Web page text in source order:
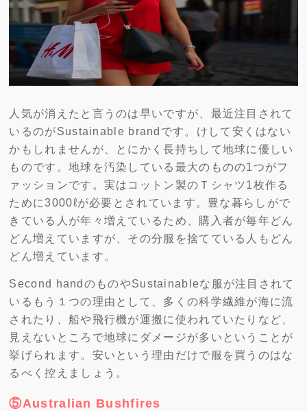
人気が消えたと言うのは早いですが、最近注目されて
いるのがSustainable brandです。けして安くはない
かもしれませんが、とにかく長持ちして地球に優しい
ものです。地球を汚染している最大のものの1つがフ
ァッションです。実はコットン製のＴシャツ1枚作る
ために3000ℓが必要とされています。豊な暮らしがで
きている人が年々増えているため、購入者が毎年どん
どん増えていますが、その分服を捨てている人もどん
どん増えています。
Second handのものやSustainableな服が注目されて
いるもう１つの理由として、多くの科学繊維が海に流
されたり、船や飛行機が運搬に使われていたりなど、
見えないところで地球にダメージが多いということが
挙げられます。安いという理由だけで服を買うのはな
るべく控えましょう。
⑤Australian Bushfires